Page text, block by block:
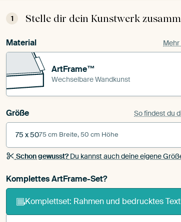
1 Stelle dir dein Kunstwerk
Material
ArtFrame™
Wechselbare Wandkunst
Größe So findest du
75 x 5075 cm Breite, 50 cm Höhe
Schon gewusst?Du kannst auch deine eigene
Komplettes ArtFrame-Set?
Komplettset: Rahmen und bedrucktes